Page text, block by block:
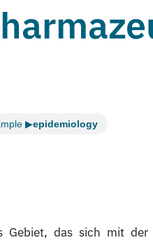
▶epidemiology
Gebiet, das sich mit der